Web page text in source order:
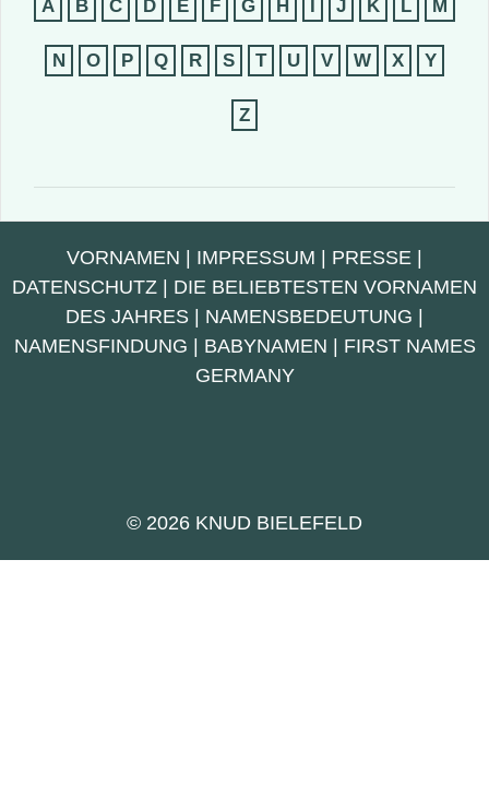
A
B C D E F G H I J K L M
N O P Q R S T U V W X Y
Z
VORNAMEN | IMPRESSUM | PRESSE |
DATENSCHUTZ | DIE BELIEBTESTEN VORNAMEN
DES JAHRES | NAMENSBEDEUTUNG |
NAMENSFINDUNG | BABYNAMEN | FIRST NAMES
GERMANY
© 2026 KNUD BIELEFELD